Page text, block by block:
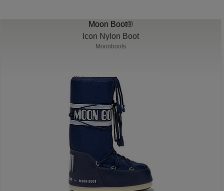
Moon Boot®
Icon Nylon Boot
Moonboots